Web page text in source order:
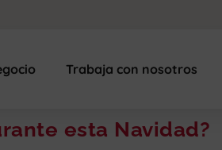
Trabaja con nosotros
esta Navidad?